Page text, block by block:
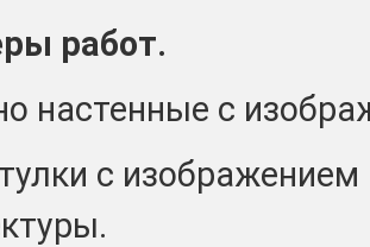
работ.
настенные с
с изображением